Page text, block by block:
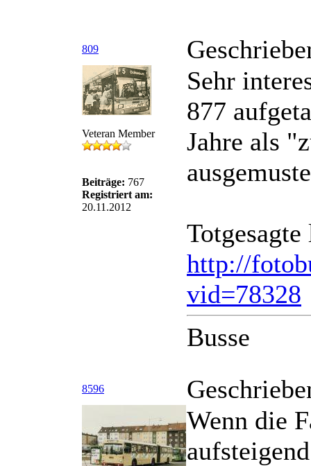
809
Veteran Member
Beiträge: 767
Registriert am:
20.11.2012
Sehr
877
Jahre als
http://
vid=78328
Busse
8596
Wenn die